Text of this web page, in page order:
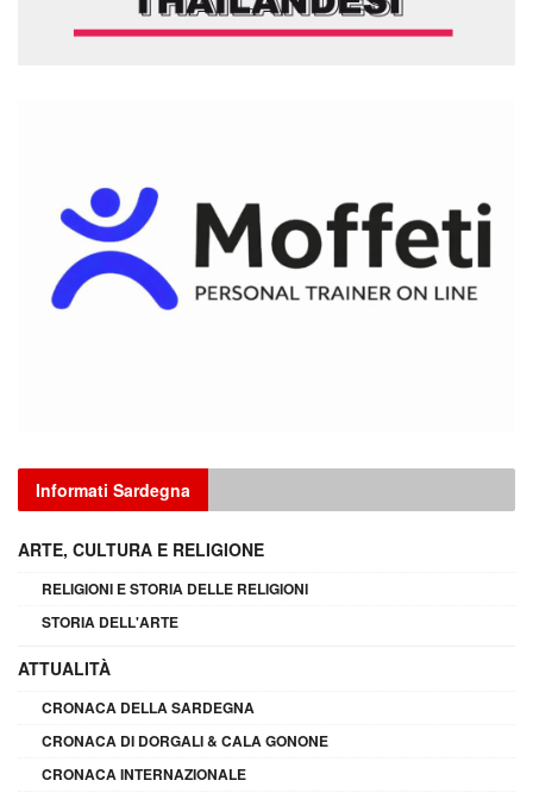
Informati Sardegna
ARTE, CULTURA E RELIGIONE
RELIGIONI E STORIA DELLE RELIGIONI
STORIA DELL'ARTE
ATTUALITÀ
CRONACA DELLA SARDEGNA
CRONACA DI DORGALI & CALA GONONE
CRONACA INTERNAZIONALE